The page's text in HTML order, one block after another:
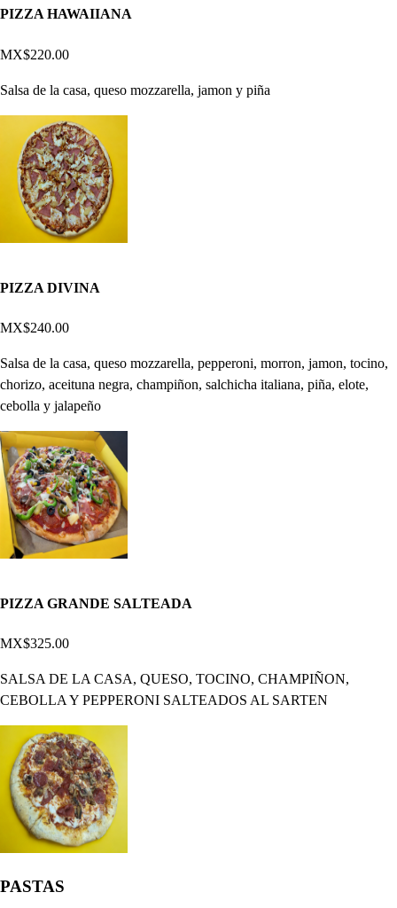
PIZZA HAWAIIANA
MX$220.00
Salsa de la casa, queso mozzarella, jamon y piña
PIZZA DIVINA
MX$240.00
Salsa de la casa, queso mozzarella, pepperoni, morron, jamon, tocino,
chorizo, aceituna negra, champiñon, salchicha italiana, piña, elote,
cebolla y jalapeño
PIZZA GRANDE SALTEADA
MX$325.00
SALSA DE LA CASA, QUESO, TOCINO, CHAMPIÑON,
CEBOLLA Y PEPPERONI SALTEADOS AL SARTEN
PASTAS